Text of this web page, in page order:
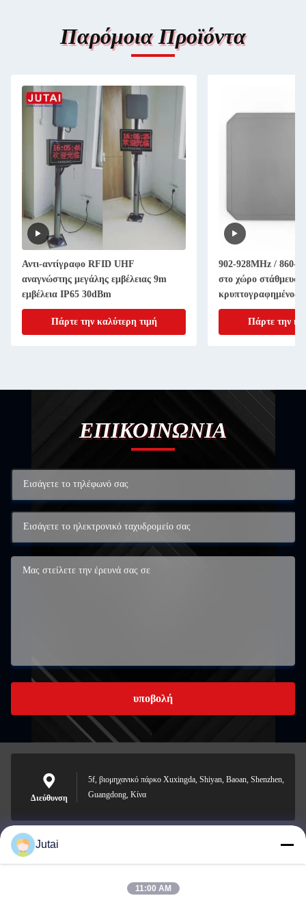
Παρόμοια Προϊόντα
Αντι-αντίγραφο RFID UHF
αναγνώστης μεγάλης εμβέλειας 9m
εμβέλεια IP65 30dBm
Πάρτε την καλύτερη τιμή
902-928MHz / 860-
στο χώρο
κρυπτογραφημένος
UHF μακράς
Πάρτε την
ΕΠΙΚΟΙΝΩΝΙΑ
υποβολή
Διεύθυνση
5f, βιομηχανικό πάρκο Xuxingda, Shiyan, Baoan, Shenzhen,
Guangdong, Κίνα
jutaisales18@gmail.com
Jutai
11:00 AM